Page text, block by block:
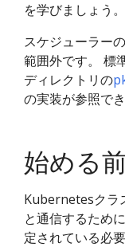
を学びましょう。
スケジューラー
範囲外です。 標
ディレクトリの
の実装が参照でき
始める
Kubernetesクラ
と通信するため
定されている必